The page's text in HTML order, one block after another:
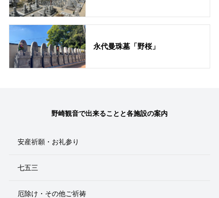
永代曼珠墓「野桜」
野崎観音で出来ることと各施設の案内
安産祈願・お礼参り
七五三
厄除け・その他ご祈祷